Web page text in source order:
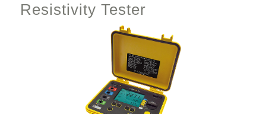
Resistivity Tester